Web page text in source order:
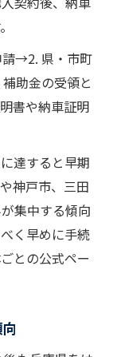
→2. 県・市町
補助金の受領と
書や納車証明
達すると早期
神戸市、三田
集中する傾向
く早めに手続
との公式ペー